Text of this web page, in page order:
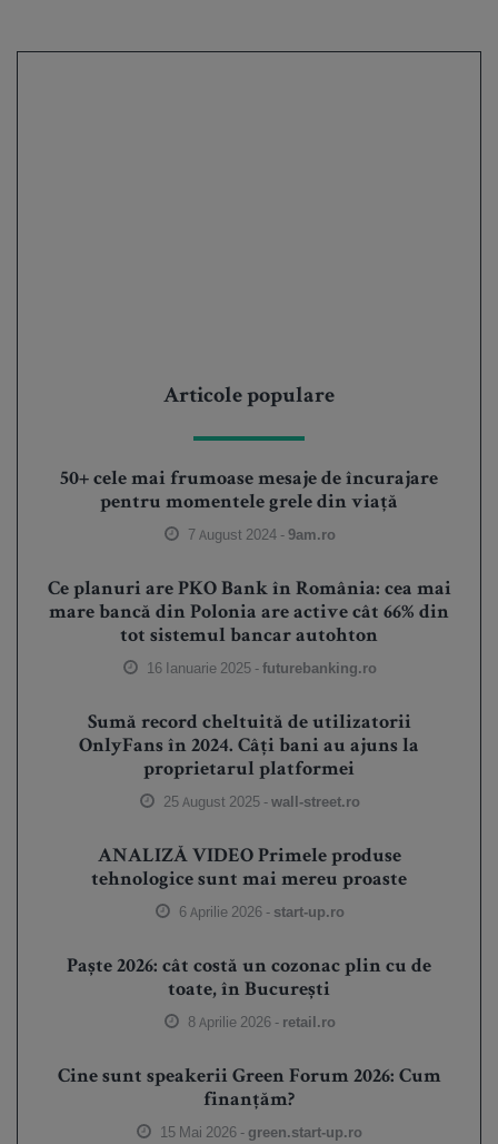
Articole populare
50+ cele mai frumoase mesaje de încurajare
pentru momentele grele din viață
7 August 2024 -9am.ro
Ce planuri are PKO Bank în România: cea mai
mare bancă din Polonia are active cât 66% din
tot sistemul bancar autohton
16 Ianuarie 2025 -futurebanking.ro
Sumă record cheltuită de utilizatorii
OnlyFans în 2024. Câți bani au ajuns la
proprietarul platformei
25 August 2025 -wall-street.ro
ANALIZĂ VIDEO Primele produse
tehnologice sunt mai mereu proaste
6 Aprilie 2026 - start-up.ro
Paște 2026: cât costă un cozonac plin cu de
toate, în București
8 Aprilie 2026 - retail.ro
Cine sunt speakerii Green Forum 2026: Cum
finanțăm?
15 Mai 2026 - green.start-up.ro